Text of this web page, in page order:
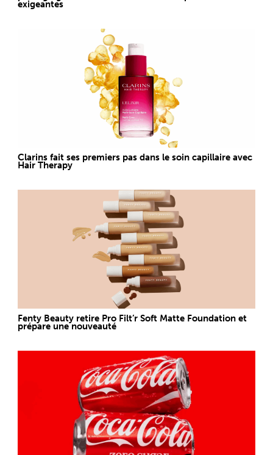
exigeantes
Clarins fait ses premiers pas dans le soin capillaire avec
Hair Therapy
Fenty Beauty retire Pro Filt’r Soft Matte Foundation et
prépare une nouveauté